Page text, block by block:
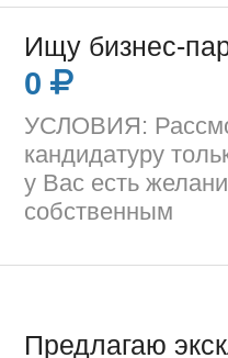
Ищу бизнес-
0
УСЛОВИЯ:
кандидатуру
у Вас есть
собственным
Предлагаю